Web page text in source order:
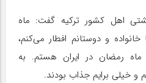
اهل کشور ترکیه گفت: ماه
و دوستانم افطار می‌کنم،
رمضان در ایران هستم. به
و خیلی برایم جذاب بودند.